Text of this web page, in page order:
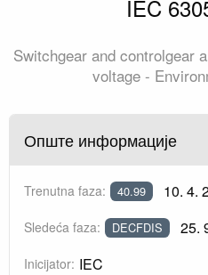
IEC
Switchgear and controlgear
voltage -
Опште информације
Trenutna faza: 40.99 10. 4.
Sledeća faza: DECFDIS 25.
Inicijator: IEC